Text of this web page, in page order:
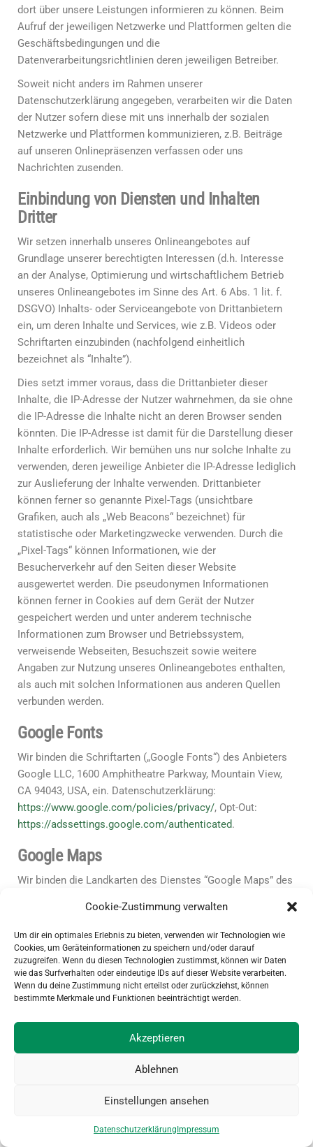
Cookie-Zustimmung verwalten
Um dir ein optimales Erlebnis zu bieten, verwenden wir Technologien wie
Cookies, um Geräteinformationen zu speichern und/oder darauf
zuzugreifen. Wenn du diesen Technologien zustimmst, können wir Daten
wie das Surfverhalten oder eindeutige IDs auf dieser Website verarbeiten.
Wenn du deine Zustimmung nicht erteilst oder zurückziehst, können
bestimmte Merkmale und Funktionen beeinträchtigt werden.
Akzeptieren
Ablehnen
Einstellungen ansehen
Datenschutzerklärung Impressum
dort über unsere Leistungen informieren zu können. Beim
Aufruf der jeweiligen Netzwerke und Plattformen gelten die
Geschäftsbedingungen und die
Datenverarbeitungsrichtlinien deren jeweiligen Betreiber.
Soweit nicht anders im Rahmen unserer
Datenschutzerklärung angegeben, verarbeiten wir die Daten
der Nutzer sofern diese mit uns innerhalb der sozialen
Netzwerke und Plattformen kommunizieren, z.B. Beiträge
auf unseren Onlinepräsenzen verfassen oder uns
Nachrichten zusenden.
Einbindung von Diensten und Inhalten
Dritter
Wir setzen innerhalb unseres Onlineangebotes auf
Grundlage unserer berechtigten Interessen (d.h. Interesse
an der Analyse, Optimierung und wirtschaftlichem Betrieb
unseres Onlineangebotes im Sinne des Art. 6 Abs. 1 lit. f.
DSGVO) Inhalts- oder Serviceangebote von Drittanbietern
ein, um deren Inhalte und Services, wie z.B. Videos oder
Schriftarten einzubinden (nachfolgend einheitlich
bezeichnet als “Inhalte”).
Dies setzt immer voraus, dass die Drittanbieter dieser
Inhalte, die IP-Adresse der Nutzer wahrnehmen, da sie ohne
die IP-Adresse die Inhalte nicht an deren Browser senden
könnten. Die IP-Adresse ist damit für die Darstellung dieser
Inhalte erforderlich. Wir bemühen uns nur solche Inhalte zu
verwenden, deren jeweilige Anbieter die IP-Adresse lediglich
zur Auslieferung der Inhalte verwenden. Drittanbieter
können ferner so genannte Pixel-Tags (unsichtbare
Grafiken, auch als „Web Beacons“ bezeichnet) für
statistische oder Marketingzwecke verwenden. Durch die
„Pixel-Tags“ können Informationen, wie der
Besucherverkehr auf den Seiten dieser Website
ausgewertet werden. Die pseudonymen Informationen
können ferner in Cookies auf dem Gerät der Nutzer
gespeichert werden und unter anderem technische
Informationen zum Browser und Betriebssystem,
verweisende Webseiten, Besuchszeit sowie weitere
Angaben zur Nutzung unseres Onlineangebotes enthalten,
als auch mit solchen Informationen aus anderen Quellen
verbunden werden.
Google Fonts
Wir binden die Schriftarten („Google Fonts“) des Anbieters
Google LLC, 1600 Amphitheatre Parkway, Mountain View,
CA 94043, USA, ein. Datenschutzerklärung:
https://www.google.com/policies/privacy/, Opt-Out:
https://adssettings.google.com/authenticated.
Google Maps
Wir binden die Landkarten des Dienstes “Google Maps” des
Mountain View, CA 94043, USA, ein. Zu den verarbeiteten
Daten können insbesondere IP-Adressen und Standortdaten
der Nutzer gehören, die jedoch nicht ohne deren
Einwilligung (im Regelfall im Rahmen der Einstellungen
ihrer Mobilgeräte vollzogen), erhoben werden. Die Daten
können in den USA verarbeitet werden.
https://www.google.com/policies/privacy/
https://adssettings.google.com/authenticated
Verwendung von Facebook Social Plugins
Wir nutzen auf Grundlage unserer berechtigten Interessen
wirtschaftlichem Betrieb unseres Onlineangebotes im Sinne